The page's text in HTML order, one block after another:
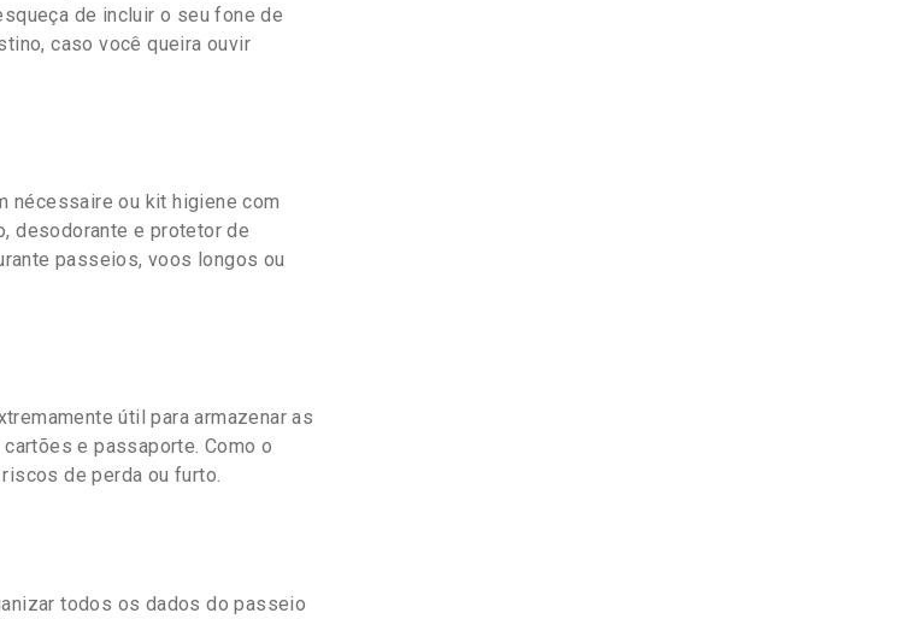
de incluir o seu fone de
caso você queira ouvir
nécessaire ou kit higiene com
desodorante e protetor de
passeios, voos longos ou
útil para armazenar as
e passaporte. Como o
de perda ou furto.
todos os dados do passeio